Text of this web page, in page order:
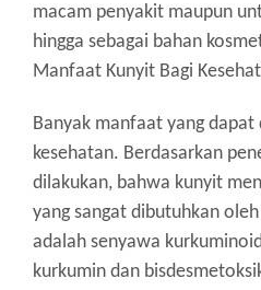
macam penyakit maupun
hingga sebagai bahan
Manfaat Kunyit Bagi
Banyak manfaat yang
kesehatan. Berdasarkan
dilakukan, bahwa kunyit
yang sangat dibutuhkan
adalah senyawa
kurkumin dan